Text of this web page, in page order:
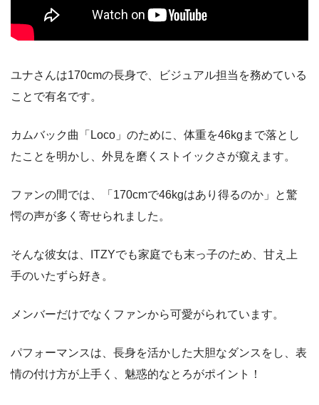
ユナさんは170cmの長身で、ビジュアル担当を務めている
ことで有名です。
カムバック曲「Loco」のために、体重を46kgまで落とし
たことを明かし、外見を磨くストイックさが窺えます。
ファンの間では、「170cmで46kgはあり得るのか」と驚
愕の声が多く寄せられました。
そんな彼女は、ITZYでも家庭でも末っ子のため、甘え上
手のいたずら好き。
メンバーだけでなくファンから可愛がられています。
パフォーマンスは、長身を活かした大胆なダンスをし、表
情の付け方が上手く、魅惑的なとろがポイント！